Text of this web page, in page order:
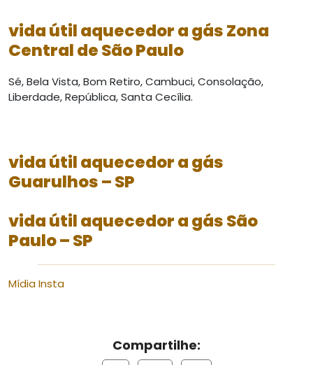
vida útil aquecedor a gás Zona
Central de São Paulo
Sé, Bela Vista, Bom Retiro, Cambuci, Consolação,
Liberdade, República, Santa Cecília.
vida útil aquecedor a gás
Guarulhos – SP
vida útil aquecedor a gás São
Paulo – SP
Mídia Insta
Compartilhe: